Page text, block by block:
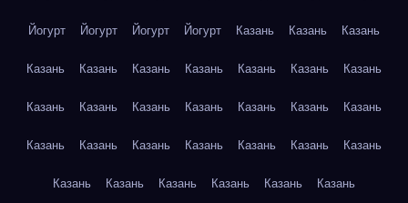
Йогурт Йогурт Йогурт Йогурт Казань Казань Казань
Казань Казань Казань Казань Казань Казань Казань
Казань Казань Казань Казань Казань Казань Казань
Казань Казань Казань Казань Казань Казань Казань
Казань Казань Казань Казань Казань Казань